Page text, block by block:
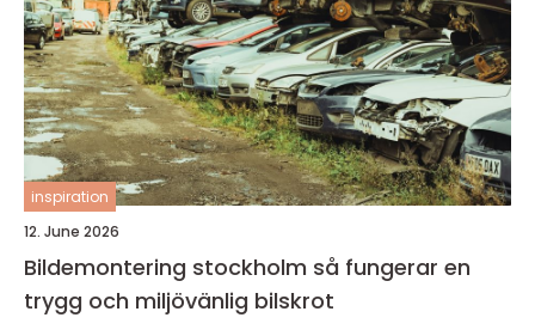
inspiration
12. June 2026
Bildemontering stockholm så fungerar en
trygg och miljövänlig bilskrot